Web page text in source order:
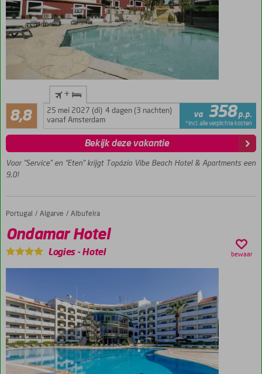
hotel;
min.
Compleet
loopafstand...
… en het
zandstrand
ook
8,8
Aanrader
5
+
25 mei 2027 (di) 4 dagen (3 nachten)
vanaf Amsterdam
va 358 p.p.
*incl. alle verplichte kosten
Voor “Service” en “Eten” krijgt Topázio Vibe Beach Hotel & Apartments een
9,0!
Bekijk deze vakantie
Home
Portugal Algarve Albufeira
Ondamar Hotel
Ondamar Hotel
Logies -Hotel bewaar